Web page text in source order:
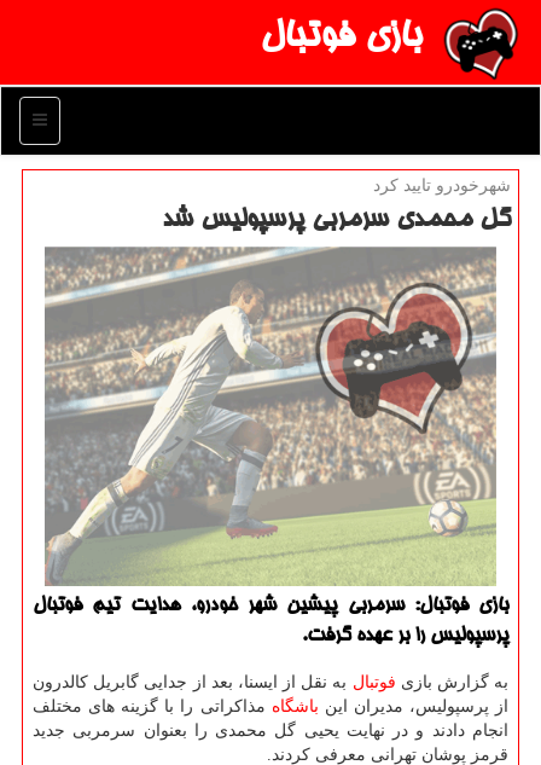
بازی فوتبال
منو
شهرخودرو تایید كرد
گل محمدی سرمربی پرسپولیس شد
بازی فوتبال: سرمربی پیشین شهر خودرو، هدایت تیم فوتبال
پرسپولیس را بر عهده گرفت.
به گزارش بازی فوتبال به نقل از ایسنا، بعد از جدایی گابریل كالدرون
از پرسپولیس، مدیران این باشگاه مذاكراتی را با گزینه های مختلف
انجام دادند و در نهایت یحیی گل محمدی را بعنوان سرمربی جدید
قرمز پوشان تهرانی معرفی كردند.